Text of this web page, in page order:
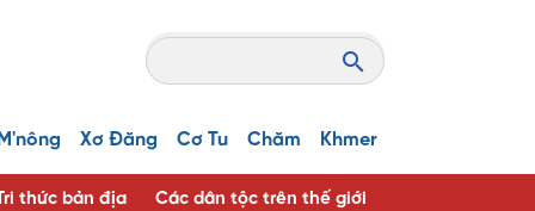
Xơ Đăng Cơ Tu Chăm Khmer
thức bản địa Các dân tộc trên thế giới